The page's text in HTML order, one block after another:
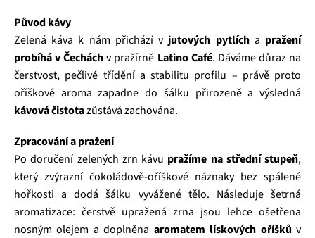
Původ kávy
Zelená káva k nám přichází v jutových pytlícha pražení
probíhá v Čecháchv pražírně Latino Café. Dáváme důraz na
čerstvost, pečlivé třídění a stabilitu profilu – právě proto
oříškové aroma zapadne do šálku přirozeně a výsledná
kávová čistotazůstává zachována.
Zpracování a pražení
Po doručení zelených zrn kávu pražíme na střední stupeň,
který zvýrazní čokoládově‑oříškové náznaky bez spálené
hořkosti a dodá šálku vyvážené tělo. Následuje šetrná
aromatizace: čerstvě upražená zrna jsou lehce ošetřena
nosným olejem a doplněna aromatem lískových oříšků v